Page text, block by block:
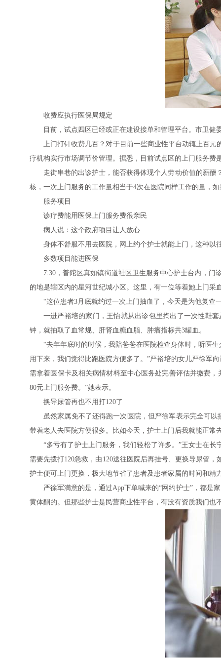
收费应执行医保局规定
目前，试点四区已经或正在建设接单和管理平台。市卫
上门打针收费几百？对于目前一些商业性平台动辄上百
疗机构实行市场调节价管理。据悉，目前试点区的上门服务费
走街串巷的出诊护士，能否获得体现个人劳动价值的薪
核，一次上门服务的工作量相当于4次在医院同样工作的量，
服务项目
诊疗费能用医保上门服务费很亲民
病人说：这个政府项目让人放心
身体不舒服不用去医院，网上约个护士就能上门，这种
多数项目能进医保
7:30，普陀区真如镇街道社区卫生服务中心护士台内，
的地是辖区内的星河世纪城小区。这里，有一位等着她上门采
“这位患者3月底就约过一次上门抽血了，今天是为他复
一进严裕培的家门，王怡就从出诊包里掏出了一次性鞋
钟，就抽取了血常规、肝肾血糖血脂、肿瘤指标共3罐血。
“去年年底时的时候，我陪爸爸在医院检查身体时，听医
用下来，我们觉得比跑医院方便多了。”严裕培的女儿严徐军
需拿着医保卡及相关病情材料至中心医务处完善评估并缴费
80元上门服务费。”她表示。
换导尿管再也不用打120了
虽然家属免不了还得跑一次医院，但严徐军表示完全可
带着老人去医院方便很多。比如今天，护士上门后我就能正
“多亏有了护士上门服务，我们轻松了许多。”王女士在
需要先拨打120急救，由120送往医院后再挂号、更换导尿管
护士便可上门更换，极大地节省了患者及患者家属的时间和精
严徐军满意的是，通过App下单喊来的“网约护士”，都是
黄体酮的。但那些护士是民营商业性平台，有没有资质我们